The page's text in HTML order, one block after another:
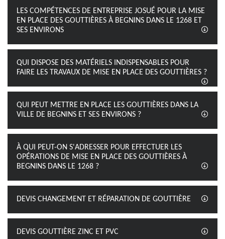
LES COMPÉTENCES DE ENTREPRISE JOSUÉ POUR LA MISE
EN PLACE DES GOUTTIÈRES À BEGNINS DANS LE 1268 ET
SES ENVIRONS
QUI DISPOSE DES MATÉRIELS INDISPENSABLES POUR
FAIRE LES TRAVAUX DE MISE EN PLACE DES GOUTTIÈRES ?
QUI PEUT METTRE EN PLACE LES GOUTTIÈRES DANS LA
VILLE DE BEGNINS ET SES ENVIRONS ?
À QUI PEUT-ON S'ADRESSER POUR EFFECTUER LES
OPÉRATIONS DE MISE EN PLACE DES GOUTTIÈRES À
BEGNINS DANS LE 1268 ?
DEVIS CHANGEMENT ET RÉPARATION DE GOUTTIÈRE
DEVIS GOUTTIÈRE ZINC ET PVC